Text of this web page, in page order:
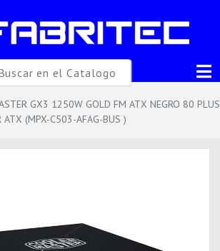
GX3 1250W GOLD FM ATX NEGRO 80 PLUS
ATX (MPX-C503-AFAG-BUS )